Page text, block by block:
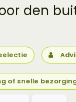
den
of snelle